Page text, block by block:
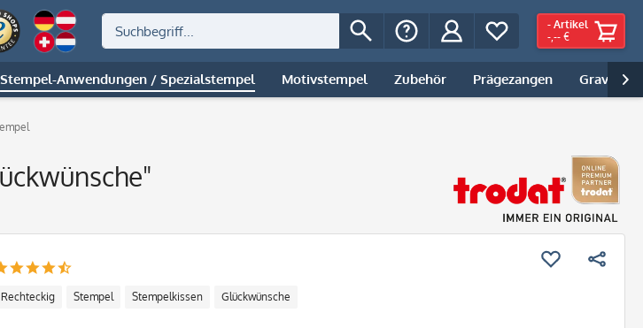
- Artikel
-,-- €
Stempel-Anwendungen / Spezialstempel Motivstempel Zubehör Prägezangen Gravur |

Rechteckig Stempel Stempelkissen Glückwünsche